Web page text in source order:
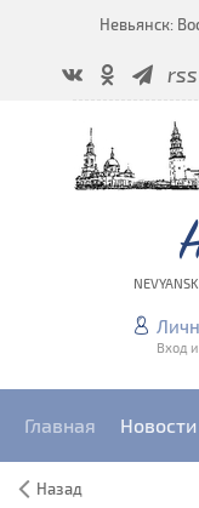
Невьянск:
rss
Вход
Главная Новости
Назад